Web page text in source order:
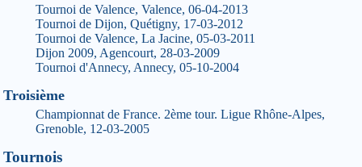
Tournoi de Valence, Valence, 06-04-2013
Tournoi de Dijon, Quétigny, 17-03-2012
Tournoi de Valence, La Jacine, 05-03-2011
Dijon 2009, Agencourt, 28-03-2009
Tournoi d'Annecy, Annecy, 05-10-2004
Troisième
Championnat de France. 2ème tour. Ligue Rhône-Alpes,
Grenoble, 12-03-2005
Tournois